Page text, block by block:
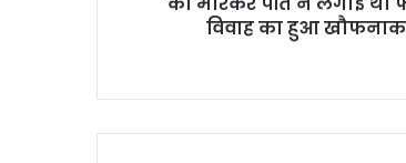
विवाह का हुआ